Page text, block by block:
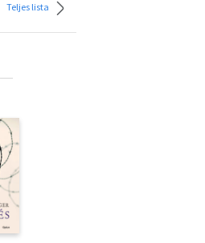
Teljes lista